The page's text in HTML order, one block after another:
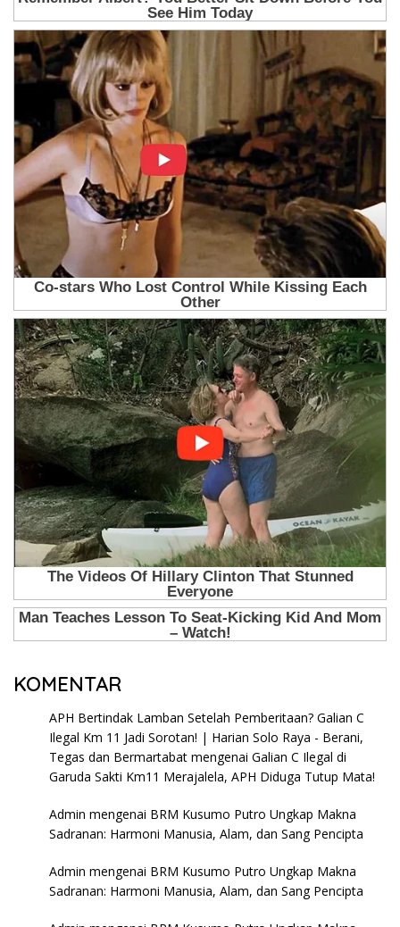
KOMENTAR
APH Bertindak Lamban Setelah Pemberitaan? Galian C
Ilegal Km 11 Jadi Sorotan! | Harian Solo Raya - Berani,
Tegas dan Bermartabat mengenai Galian C Ilegal di
Garuda Sakti Km11 Merajalela, APH Diduga Tutup Mata!
Admin mengenai BRM Kusumo Putro Ungkap Makna
Sadranan: Harmoni Manusia, Alam, dan Sang Pencipta
Admin mengenai BRM Kusumo Putro Ungkap Makna
Sadranan: Harmoni Manusia, Alam, dan Sang Pencipta